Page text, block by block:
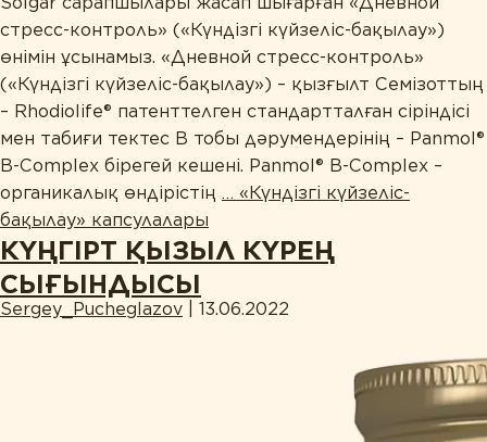
стресс-контроль» («Күндізгі күйзеліс-бақылау»)
өнімін ұсынамыз. «Дневной стресс-контроль»
(«Күндізгі күйзеліс-бақылау») – қызғылт Семізоттың
– Rhodiolife® патенттелген стандартталған сіріндісі
мен табиғи тектес В тобы дәрумендерінің – Panmol®
B-Complex бірегей кешені. Panmol® B-Complex –
органикалық өндірістің … «Күндізгі күйзеліс-
бақылау» капсулалары
КҮҢГІРТ ҚЫЗЫЛ КҮРЕҢ
СЫҒЫНДЫСЫ
Sergey_Pucheglazov 13.06.2022